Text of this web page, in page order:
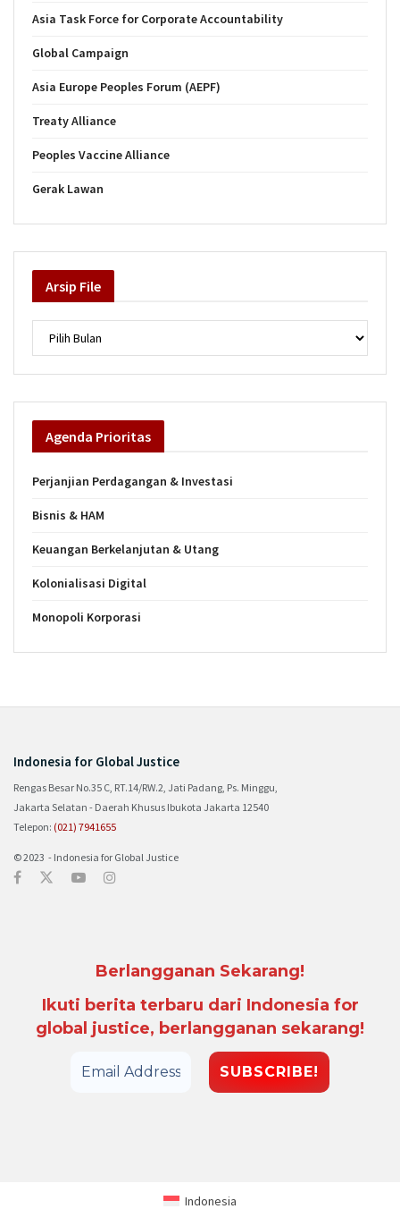
Asia Task Force for Corporate Accountability
Global Campaign
Asia Europe Peoples Forum (AEPF)
Treaty Alliance
Peoples Vaccine Alliance
Gerak Lawan
Arsip File
Agenda Prioritas
Perjanjian Perdagangan & Investasi
Bisnis & HAM
Keuangan Berkelanjutan & Utang
Kolonialisasi Digital
Monopoli Korporasi
Indonesia for Global Justice
Rengas Besar No.35 C, RT.14/RW.2, Jati Padang, Ps. Minggu,
Jakarta Selatan - Daerah Khusus Ibukota Jakarta 12540
Telepon: (021) 7941655
© 2023 - Indonesia for Global Justice
Berlangganan Sekarang!
Ikuti berita terbaru dari Indonesia for
global justice, berlangganan sekarang!
Indonesia